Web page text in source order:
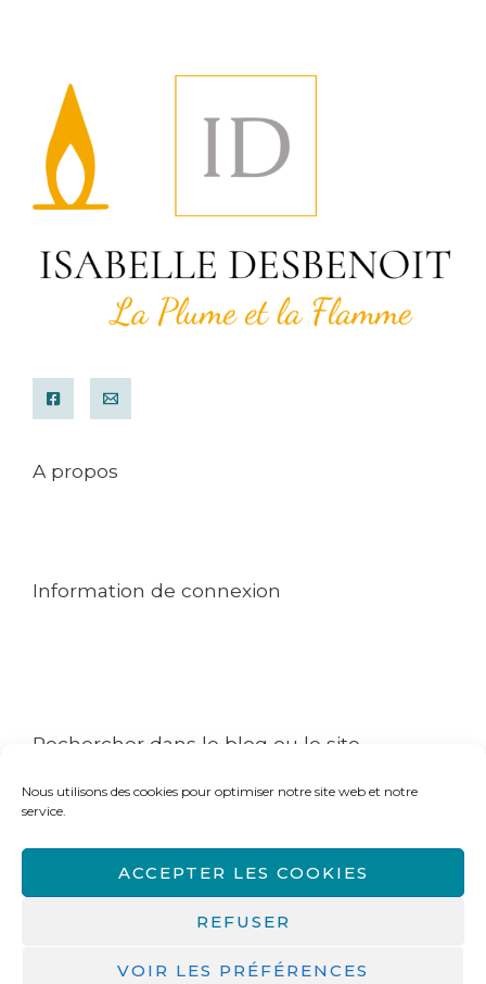
Nous utilisons des cookies pour optimiser notre site web et notre
service.
ACCEPTER LES COOKIES
REFUSER
VOIR LES PRÉFÉRENCES
A propos
Information de connexion
Rechercher dans le blog ou le site
Rechercher :
Copyright © 2026 Isabelle Desbenoit Powered by Isabelle
Desbenoit